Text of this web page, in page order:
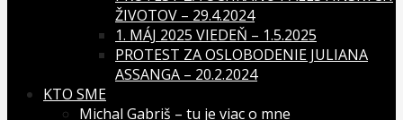
ŽIVOTOV – 29.4.2024
1. MÁJ 2025 VIEDEŇ – 1.5.2025
PROTEST ZA OSLOBODENIE JULIANA
ASSANGA – 20.2.2024
KTO SME
Michal Gabriš – tu je viac o mne